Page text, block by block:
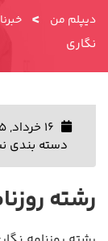
دیپلم من >
نگاری
دسته بندی
رشته